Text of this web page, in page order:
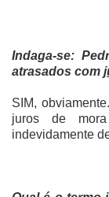
Indaga-se:
atrasados com
SIM,
juros de
indevidamente